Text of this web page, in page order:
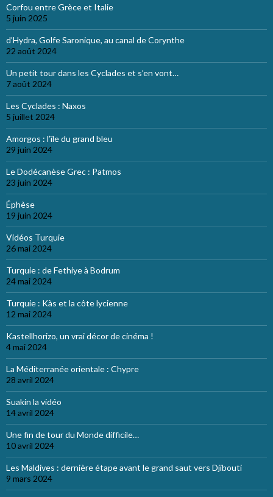
Corfou entre Grèce et Italie
5 juin 2025
d’Hydra, Golfe Saronique, au canal de Corynthe
22 août 2024
Un petit tour dans les Cyclades et s’en vont…
7 août 2024
Les Cyclades : Naxos
5 juillet 2024
Amorgos : l’île du grand bleu
29 juin 2024
Le Dodécanèse Grec : Patmos
23 juin 2024
Éphèse
19 juin 2024
Vidéos Turquie
26 mai 2024
Turquie : de Fethiye à Bodrum
24 mai 2024
Turquie : Kàs et la côte lycienne
12 mai 2024
Kastellhorizo, un vrai décor de cinéma !
4 mai 2024
La Méditerranée orientale : Chypre
28 avril 2024
Suakin la vidéo
14 avril 2024
Une fin de tour du Monde difficile…
10 avril 2024
Les Maldives : dernière étape avant le grand saut vers Djibouti
9 mars 2024